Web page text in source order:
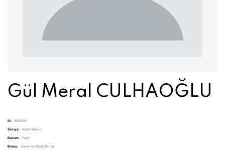
Gül Meral CULHAOĞLU
ili: ANKARA
Seviye: Aday Hakem
Durum: Faal
Branş: Havalı ve Ateşli Silahlar